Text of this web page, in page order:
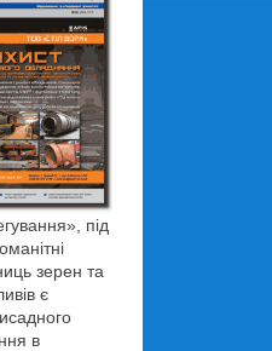
під
зерен та
є
в